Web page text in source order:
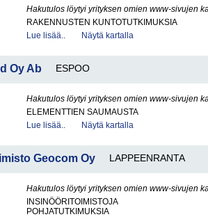
Hakutulos löytyi yrityksen omien www-sivujen
RAKENNUSTEN KUNTOTUTKIMUKSIA
Lue lisää..
Näytä kartalla
Oy Ab ESPOO
Hakutulos löytyi yrityksen omien www-sivujen
ELEMENTTIEN SAUMAUSTA
Lue lisää..
Näytä kartalla
Geocom Oy LAPPEENRANTA
Hakutulos löytyi yrityksen omien www-sivujen
INSINÖÖRITOIMISTOJA
POHJATUTKIMUKSIA